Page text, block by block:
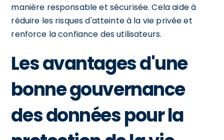
manière responsable et sécurisée. Cela aide à
réduire les risques d'atteinte à la vie privée et
renforce la confiance des utilisateurs.
Les avantages d'une
bonne gouvernance
des données pour la